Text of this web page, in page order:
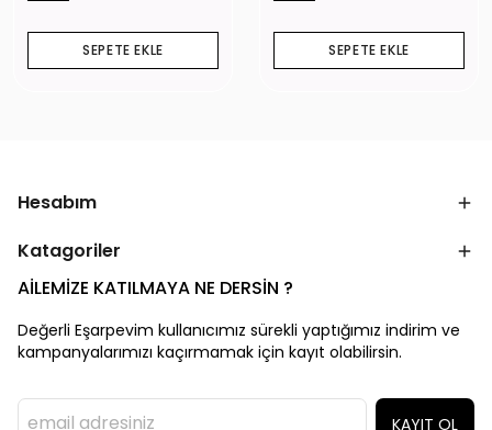
SEPETE EKLE SEPETE EKLE
Hesabım
Katagoriler
AİLEMİZE KATILMAYA NE DERSİN ?
Değerli Eşarpevim kullanıcımız sürekli yaptığımız indirim ve
kampanyalarımızı kaçırmamak için kayıt olabilirsin.
KAYIT OL